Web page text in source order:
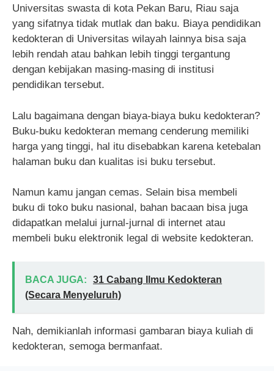
Universitas swasta di kota Pekan Baru, Riau saja
yang sifatnya tidak mutlak dan baku. Biaya pendidikan
kedokteran di Universitas wilayah lainnya bisa saja
lebih rendah atau bahkan lebih tinggi tergantung
dengan kebijakan masing-masing di institusi
pendidikan tersebut.
Lalu bagaimana dengan biaya-biaya buku kedokteran?
Buku-buku kedokteran memang cenderung memiliki
harga yang tinggi, hal itu disebabkan karena ketebalan
halaman buku dan kualitas isi buku tersebut.
Namun kamu jangan cemas. Selain bisa membeli
buku di toko buku nasional, bahan bacaan bisa juga
didapatkan melalui jurnal-jurnal di internet atau
membeli buku elektronik legal di website kedokteran.
BACA JUGA:
31 Cabang Ilmu Kedokteran
(Secara Menyeluruh)
Nah, demikianlah informasi gambaran biaya kuliah di
kedokteran, semoga bermanfaat.